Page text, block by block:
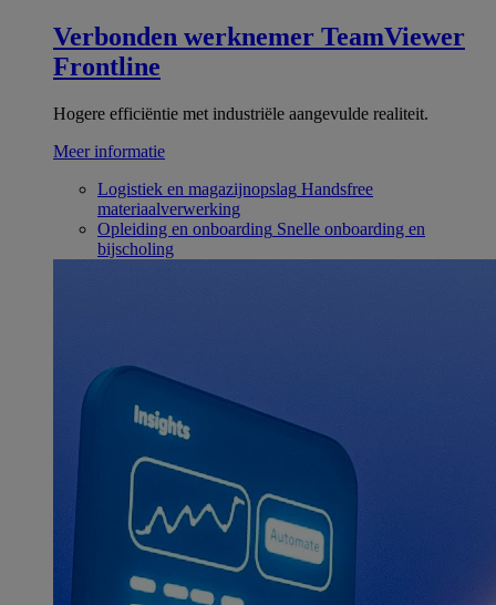
Verbonden werknemer TeamViewer
Frontline
Hogere efficiëntie met industriële aangevulde realiteit.
Meer informatie
Logistiek en magazijnopslag Handsfree
materiaalverwerking
Opleiding en onboarding Snelle onboarding en
bijscholing